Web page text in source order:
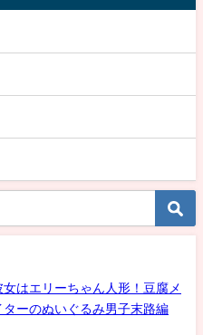
はエリーちゃん人形！豆腐メ
ーのぬいぐるみ男子末路編